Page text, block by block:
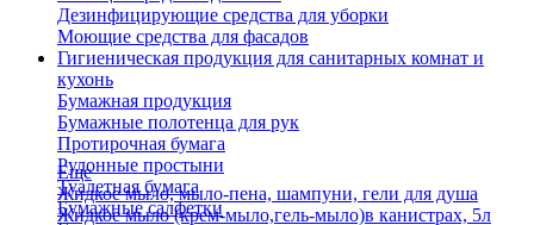
Дезинфицирующие средства для уборки
Моющие средства для фасадов
Гигиеническая продукция для санитарных комнат и
кухонь
Бумажная продукция
Бумажные полотенца для рук
Протирочная бумага
Рулонные простыни
Туалетная бумага
Бумажные салфетки
Еще
Жидкое мыло, мыло-пена, шампуни, гели для душа
Жидкое мыло (крем-мыло,гель-мыло)в канистрах, 5л